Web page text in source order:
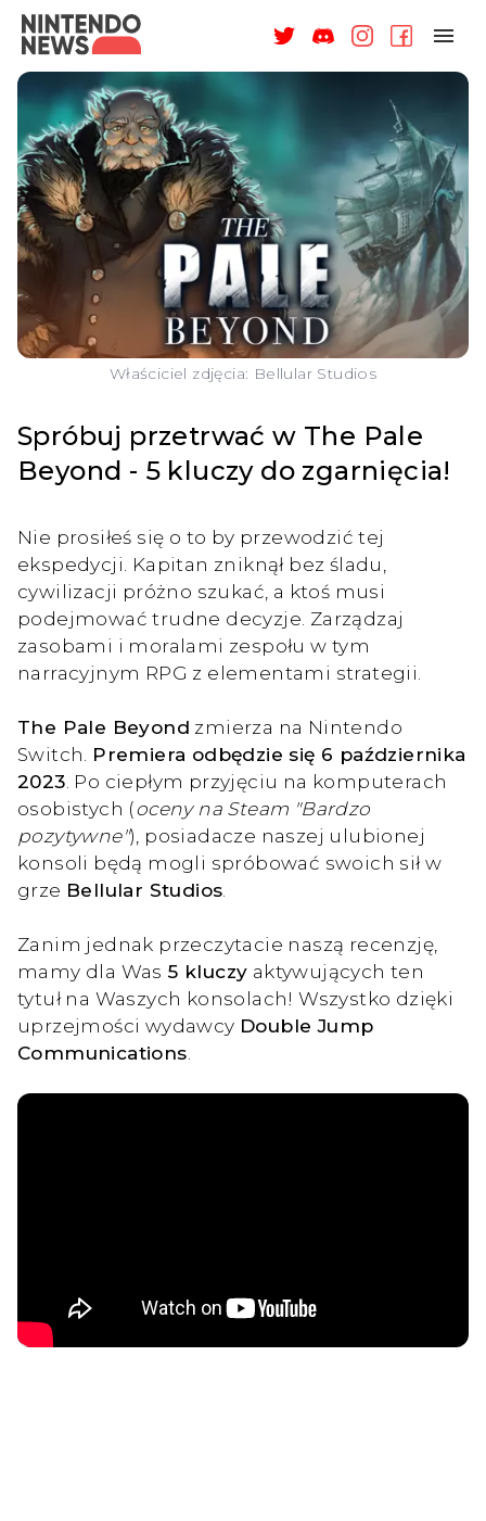
NAGRODY
NEWSY
RECENZJE
ARTYKUŁY
WSPARCIE
O NAS
ZALOGUJ
Właściciel zdjęcia: Bellular Studios
Spróbuj przetrwać w The Pale
Beyond - 5 kluczy do zgarnięcia!
Nie prosiłeś się o to by przewodzić tej
ekspedycji. Kapitan zniknął bez śladu,
cywilizacji próżno szukać, a ktoś musi
podejmować trudne decyzje. Zarządzaj
zasobami i moralami zespołu w tym
narracyjnym RPG z elementami strategii.
The Pale Beyond zmierza na Nintendo
Switch. Premiera odbędzie się 6 października
2023 . Po ciepłym przyjęciu na komputerach
osobistych (oceny na Steam "Bardzo
pozytywne"), posiadacze naszej ulubionej
konsoli będą mogli spróbować swoich sił w
grze Bellular Studios
Zanim jednak przeczytacie naszą recenzję,
mamy dla Was 5 kluczy aktywujących ten
tytuł na Waszych konsolach! Wszystko dzięki
uprzejmości wydawcy Double Jump
Communications